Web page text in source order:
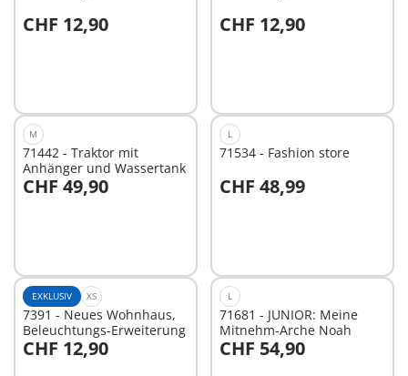
CHF 12,90
In den Warenkorb CHF 12,90
In den Warenkorb
M
71442 - Traktor mit
Anhänger und Wassertank
CHF 49,90
In den Warenkorb
L
71534 - Fashion store
CHF 48,99
In den Warenkorb
EXKLUSIV XS
7391 - Neues Wohnhaus,
Beleuchtungs-Erweiterung
CHF 12,90
In den Warenkorb
L
71681 - JUNIOR: Meine
Mitnehm-Arche Noah
CHF 54,90
In den Warenkorb